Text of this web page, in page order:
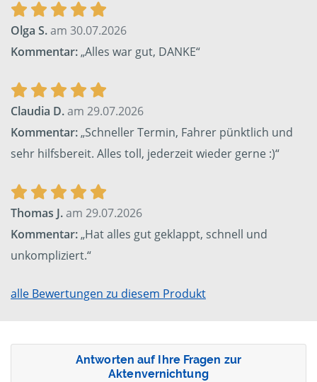
Olga S.am 30.07.2026
Kommentar:„Alles war gut, DANKE“
Claudia D.am 29.07.2026
Kommentar:„Schneller Termin, Fahrer pünktlich und
sehr hilfsbereit. Alles toll, jederzeit wieder gerne :)“
Thomas J.am 29.07.2026
Kommentar:„Hat alles gut geklappt, schnell und
unkompliziert.“
alle Bewertungen zu diesem Produkt
Antworten auf Ihre Fragen zur
Aktenvernichtung